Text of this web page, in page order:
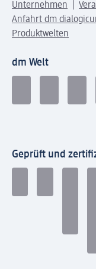
Unternehmen
Anfahrt dm
Produktwelten
dm Welt
Geprüft und